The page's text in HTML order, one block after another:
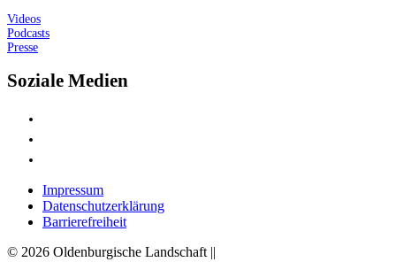
Videos
Podcasts
Presse
Soziale Medien
Impressum
Datenschutzerklärung
Barrierefreiheit
© 2026 Oldenburgische Landschaft ||